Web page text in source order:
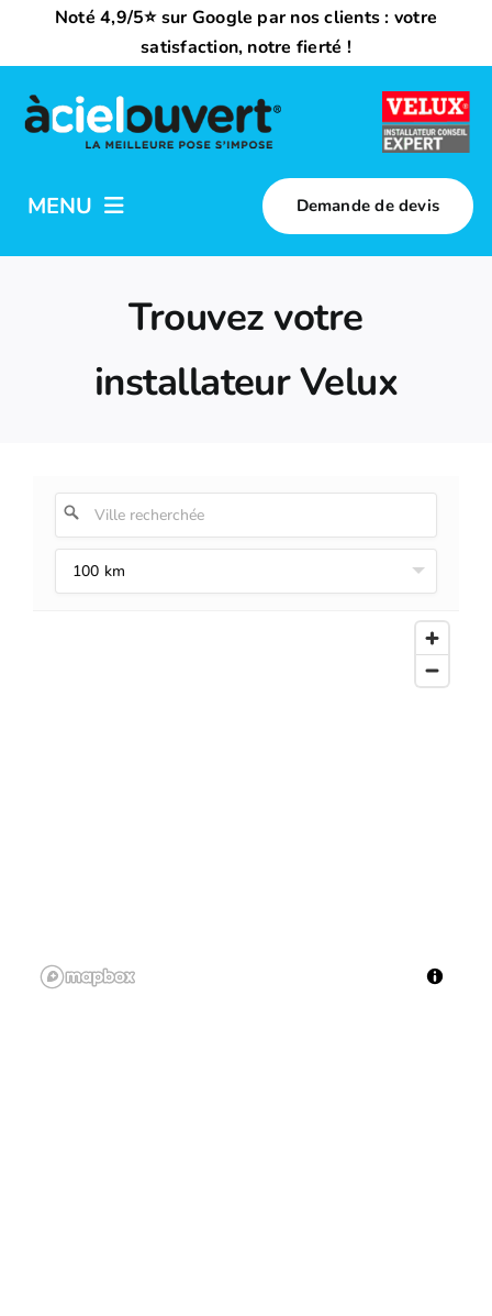
contenu
Noté 4,9/5⭐ sur Google par nos clients : votre
satisfaction, notre fierté !
MENU Demande de devis
Trouvez votre
installateur Velux
100 km